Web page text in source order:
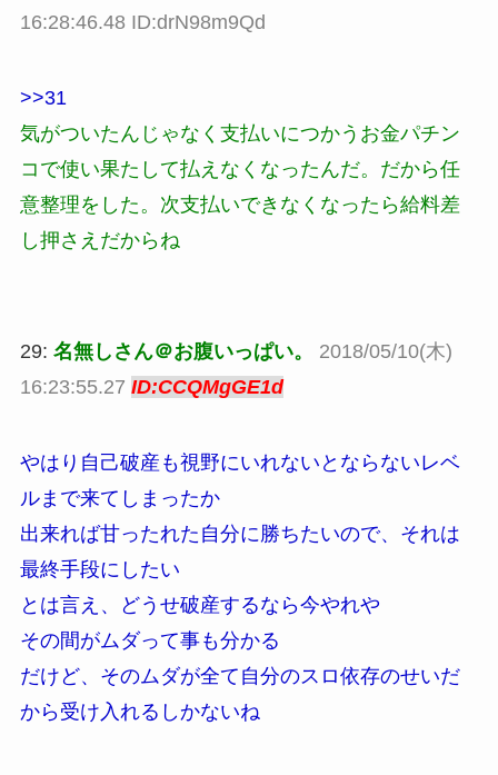
16:28:46.48 ID:drN98m9Qd
>>31
気がついたんじゃなく支払いにつかうお金パチン
コで使い果たして払えなくなったんだ。だから任
意整理をした。次支払いできなくなったら給料差
し押さえだからね
29: 名無しさん＠お腹いっぱい。
2018/05/10(木)
16:23:55.27 ID:CCQMgGE1d
やはり自己破産も視野にいれないとならないレベ
ルまで来てしまったか
出来れば甘ったれた自分に勝ちたいので、それは
最終手段にしたい
とは言え、どうせ破産するなら今やれや
その間がムダって事も分かる
だけど、そのムダが全て自分のスロ依存のせいだ
から受け入れるしかないね